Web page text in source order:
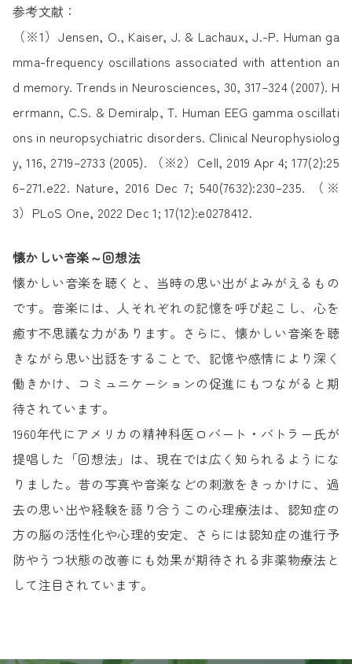
参考文献：
（※1）Jensen, O., Kaiser, J. & Lachaux, J.-P. Human ga
mma-frequency oscillations associated with attention an
d memory. Trends in Neurosciences, 30, 317–324 (2007). H
errmann, C.S. & Demiralp, T. Human EEG gamma oscillati
ons in neuropsychiatric disorders. Clinical Neurophysiolog
y, 116, 2719–2733 (2005). （※2）Cell, 2019 Apr 4; 177(2):25
6–271.e22. Nature, 2016 Dec 7; 540(7632):230–235. （※
3）PLoS One, 2022 Dec 1; 17(12):e0278412.
懐かしい音楽～回想法
懐かしい音楽を聴くと、当時の思い出がよみがえるもの
です。音楽には、人それぞれの記憶を呼び起こし、心を
癒す不思議な力があります。さらに、懐かしい音楽を聴
きながら思い出話をすることで、記憶や感情により深く
働きかけ、コミュニケーションの促進にもつながると期
待されています。
1960年代にアメリカの精神科医ロバート・バトラー氏が
提唱した「回想法」は、現在では広く知られるようにな
りました。昔の写真や音楽などの刺激をきっかけに、過
去の思い出や経験を語り合うこの心理療法は、認知症の
方の脳の活性化や心理的安定、さらには認知症の進行予
防やうつ状態の改善にも効果が期待される非薬物療法と
して注目されています。